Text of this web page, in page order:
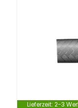
Lieferzeit: 2-3